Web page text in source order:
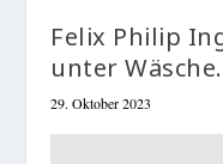
Felix Philip
unter
29. Oktober 2023